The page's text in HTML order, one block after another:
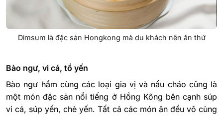
Dimsum là đặc sản Hongkong mà du khách nên ăn thử
Bào ngư, vi cá, tổ yến
Bào ngư hầm cùng các loại gia vị và nấu cháo cũng là
một món đặc sản nổi tiếng ở Hồng Kông bên cạnh súp
vi cá, súp yến, chè yến. Tất cả các món ăn đều vô cùng